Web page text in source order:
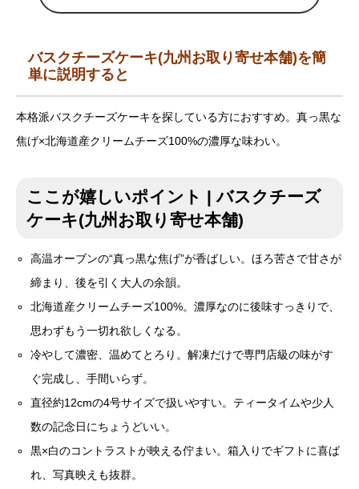
バスクチーズケーキ(九州お取り寄せ本舗)を簡
単に説明すると
本格派バスクチーズケーキを探している方におすすめ。真っ黒な
焦げ×北海道産クリームチーズ100%の濃厚な味わい。
ここが嬉しいポイント | バスクチーズ
ケーキ(九州お取り寄せ本舗)
高温オーブンの“真っ黒な焦げ”が香ばしい。ほろ苦さで甘さが
締まり、後を引く大人の余韻。
北海道産クリームチーズ100%。濃厚なのに後味すっきりで、
思わずもう一切れ欲しくなる。
冷やして濃密、温めてとろり。解凍だけで専門店級の味がす
ぐ完成し、手間いらず。
直径約12cmの4号サイズで扱いやすい。ティータイムや少人
数の記念日にちょうどいい。
黒×白のコントラストが映える佇まい。箱入りでギフトに喜ば
れ、写真映えも抜群。